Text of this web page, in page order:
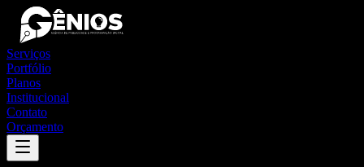
Serviços
Portfólio
Planos
Institucional
Contato
Orçamento